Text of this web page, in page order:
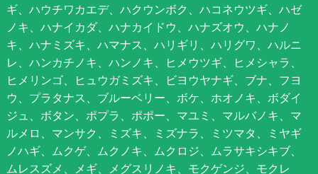
ギ、ハウチワカエデ、ハクウンボク、ハコネウツギ、ハゼ
ノキ、ハナイカダ、ハナカイドウ、ハナズオウ、ハナノ
キ、ハナミズキ、ハマナス、ハリギリ、ハリグワ、ハルニ
レ、ハンカチノキ、ハンノキ、ヒメウツギ、ヒメシャラ、
ヒメリンゴ、ヒュウガミズキ、ビヨウヤナギ、ブナ、フヨ
ウ、プラタナス、ブルーベリー、ボケ、ホオノキ、ボダイ
ジュ、ボタン、ポプラ、ポポー、マユミ、マルバノキ、マ
ルメロ、マンサク、ミズキ、ミズナラ、ミツマタ、ミヤギ
ノハギ、ムクゲ、ムクノキ、ムクロジ、ムラサキシキブ、
ムレスズメ、メギ、メグスリノキ、モクゲンジ、モクレ